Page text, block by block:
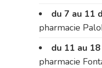
du 7 au 11
pharmacie
du 11 au
pharmacie